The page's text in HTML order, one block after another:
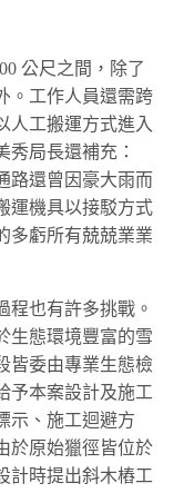
公尺之間，除了
。工作人員還需跨
人工搬運方式進入
局長還補充：
路還曾因豪大雨而
運機具以接駁方式
多虧所有兢兢業業
程也有許多挑戰。
生態環境豐富的雪
皆委由專業生態檢
予本案設計及施工
示、施工迴避方
於原始獵徑皆位於
計時提出斜木樁工